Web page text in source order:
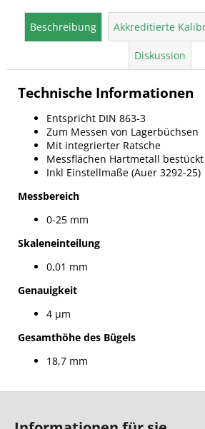
Beschreibung Akkreditierte
Diskussion
Technische Informationen
Entspricht DIN 863-3
Zum Messen von Lagerbüchsen
Mit integrierter Ratsche
Messflächen Hartmetall bestückt
Inkl Einstellmaße (Auer 3292-25)
Messbereich
0-25 mm
Skaleneinteilung
0,01 mm
Genauigkeit
4 µm
Gesamthöhe des Bügels
18,7 mm